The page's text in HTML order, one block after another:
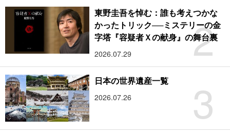
2
東野圭吾を悼む：誰も考えつかな
かったトリック──ミステリーの金
字塔『容疑者Ｘの献身』の舞台裏
2026.07.29
3
日本の世界遺産一覧
2026.07.26